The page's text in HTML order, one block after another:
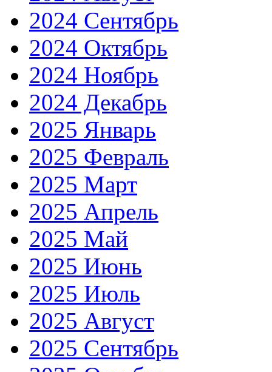
2024 Сентябрь
2024 Октябрь
2024 Ноябрь
2024 Декабрь
2025 Январь
2025 Февраль
2025 Март
2025 Апрель
2025 Май
2025 Июнь
2025 Июль
2025 Август
2025 Сентябрь